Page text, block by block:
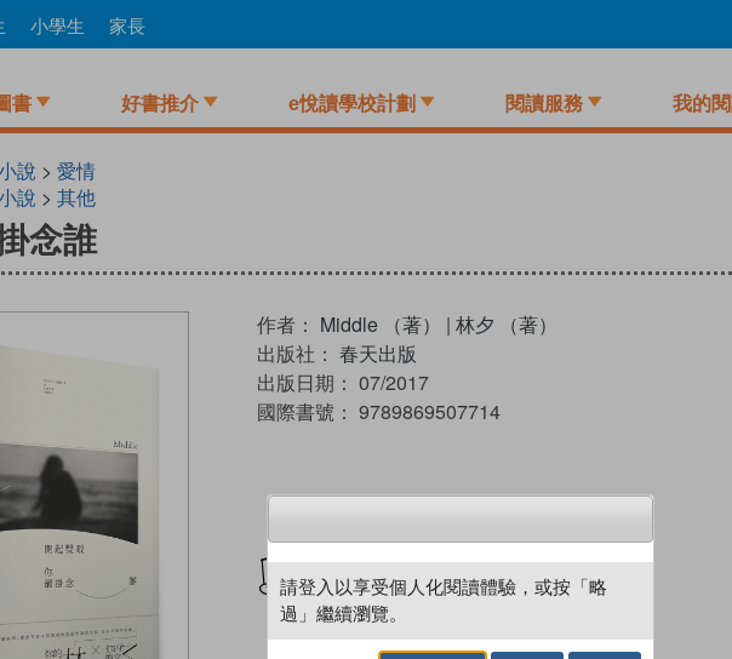
小學生 家長
書 好書推介 e悅讀學校計劃 閱讀服務 我的
說 > 愛情
說 > 其他
念誰
作者： Middle （著） | 林夕 （著）
出版社： 春天出版
出版日期： 07/2017
國際書號： 9789869507714
加入閱讀紀錄
請登入以享受個人化閱讀體驗，或按「略
過」繼續瀏覽。